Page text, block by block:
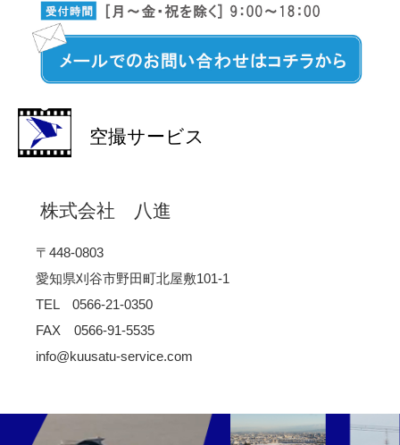
空撮サービス
株式会社 八進
〒448-0803
愛知県刈谷市野田町北屋敷101-1
TEL 0566-21-0350
FAX 0566-91-5535
info@kuusatu-service.com